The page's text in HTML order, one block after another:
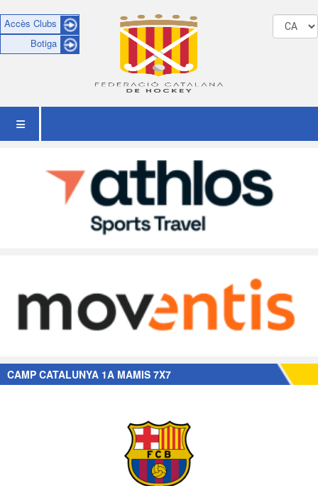
Accès Clubs
Botiga
CAMP CATALUNYA 1A MAMIS 7X7